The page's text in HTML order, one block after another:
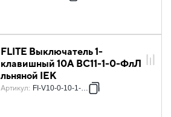
FLITE Выключатель 1-
клавишный 10А ВС11-1-0-ФлЛ
льняной IEK
Артикул: FI-V10-0-10-1-K88